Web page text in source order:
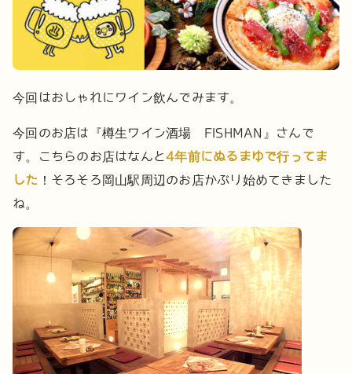
今回はおしゃれにワイン飲んでみます。
今回のお店は『樽生ワイン酒場 FISHMAN』さんで
す。
こちらのお店はなんと4年前にぬるまゆで行ってま
した ！そろそろ岡山駅周辺のお店かぶり始めてきました
ね。